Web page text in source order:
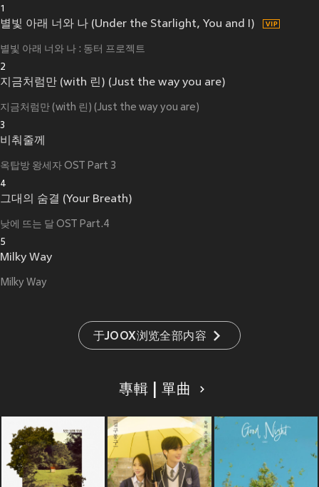
1
별빛 아래 너와 나 (Under the Starlight, You and I)
별빛 아래 너와 나 : 동터 프로젝트
2
지금처럼만 (with 린) (Just the way you are)
지금처럼만 (with 린) (Just the way you are)
3
비춰줄께
옥탑방 왕세자 OST Part 3
4
그대의 숨결 (Your Breath)
낮에 뜨는 달 OST Part.4
5
Milky Way
Milky Way
于JOOX浏览全部内容
專輯 | 單曲